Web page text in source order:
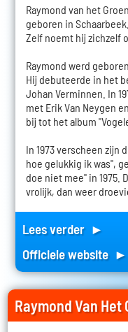
Raymond van het
geboren in
Zelf noemt hij zichzelf
Raymond werd
Hij debuteerde in het
Johan Verminnen. In
met Erik Van Neygen
bij tot het album
In 1973 verscheen zijn
hoe gelukkig ik was",
doe niet mee" in 1975.
vrolijk, dan weer
Lees verder ►
Officiele website ►
Raymond Van